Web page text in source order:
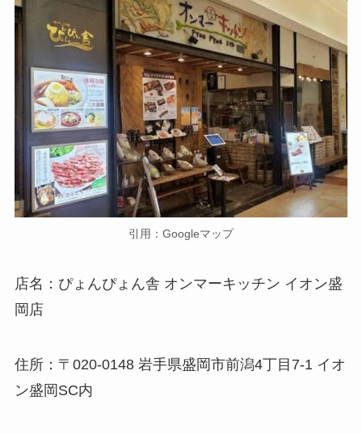
引用：Googleマップ
店名：ぴょんぴょん舎 オンマーキッチン イオン盛
岡店
住所：〒020-0148 岩手県盛岡市前潟4丁目7-1 イオ
ン盛岡SC内